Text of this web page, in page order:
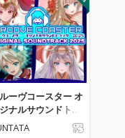
ーヴコースター オ
ナルサウンドトラ
2025